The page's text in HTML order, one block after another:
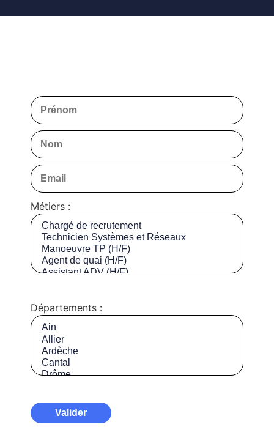
Métiers :
Départements :